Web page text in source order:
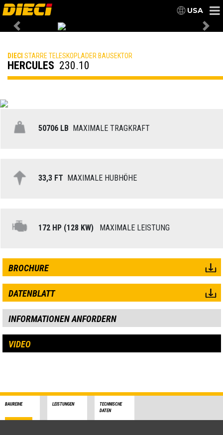
USA
Previous
DIECI STARRE TELESKOPLADER BAUSEKTOR
HERCULES 230.10
50706 LB MAXIMALE TRAGKRAFT
33,3 FT MAXIMALE HUBHÖHE
172 HP (128 KW) MAXIMALE LEISTUNG
BROCHURE
DATENBLATT
INFORMATIONEN ANFORDERN
VIDEO
BAUREIHE LEISTUNGEN
TECHNISCHE
DATEN